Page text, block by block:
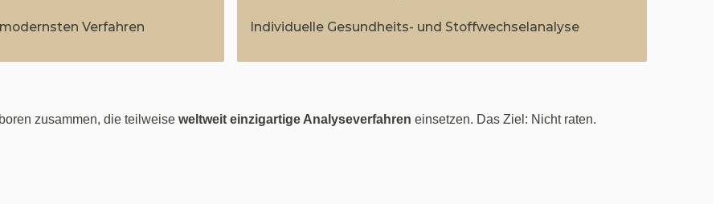
Verfahren Individuelle Gesundheits- und Stoffwechselanalyse
zusammen, die teilweise weltweit einzigartige Analyseverfahren einsetzen. Das Ziel: Nicht raten.